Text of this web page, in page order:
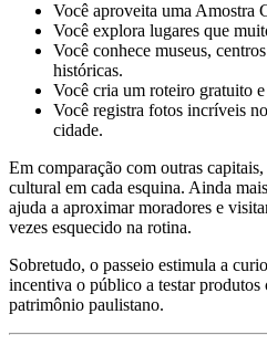
Você aproveita uma Amostra
Você explora lugares que
Você conhece museus,
históricas.
Você cria um roteiro gratuito
Você registra fotos incríveis
cidade.
Em comparação com outras
cultural em cada esquina. Ainda
ajuda a aproximar moradores e
vezes esquecido na rotina.
Sobretudo, o passeio estimula a
incentiva o público a testar produtos
patrimônio paulistano.